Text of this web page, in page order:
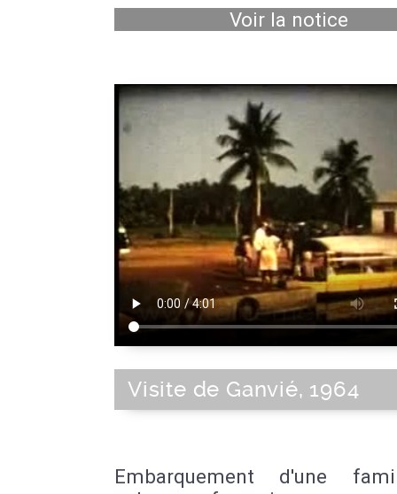
Voir la notice
Visite de Ganvié, 1964
Embarquement d'une